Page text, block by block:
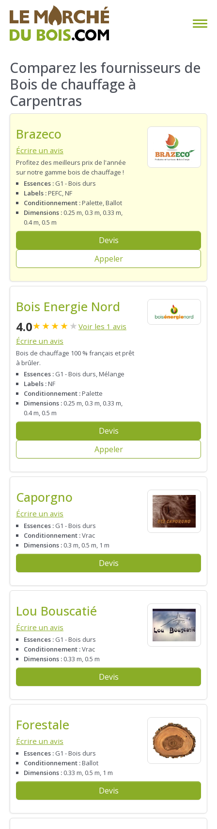
CHAUFFAGE AU BOIS
FAQ
CALCULER SA CONSOMMATION
TROUVER SON FOURNISSEUR
BLOG
ESPACE PRO
Comparez les fournisseurs de
Bois de chauffage à
Carpentras
Brazeco
Écrire un avis
Profitez des meilleurs prix de l'année
sur notre gamme bois de chauffage !
Essences : G1 - Bois durs
Labels :PEFC, NF
Conditionnement :Palette, Ballot
Dimensions : 0.25 m, 0.3 m, 0.33 m,
0.4 m, 0.5 m
Devis
Appeler
Bois Energie Nord
4.0★★★★★ Voir les 1 avis
Écrire un avis
Bois de chauffage 100 % français et prêt
à brûler.
Essences : G1 - Bois durs, Mélange
Labels :NF
Conditionnement :Palette
Dimensions : 0.25 m, 0.3 m, 0.33 m,
0.4 m, 0.5 m
Devis
Appeler
Caporgno
Écrire un avis
Essences : G1 - Bois durs
Conditionnement :Vrac
Dimensions : 0.3 m, 0.5 m, 1 m
Devis
Lou Bouscatié
Écrire un avis
Essences : G1 - Bois durs
Conditionnement :Vrac
Dimensions : 0.33 m, 0.5 m
Devis
Forestale
Écrire un avis
Essences : G1 - Bois durs
Conditionnement :Ballot
Dimensions : 0.33 m, 0.5 m, 1 m
Devis